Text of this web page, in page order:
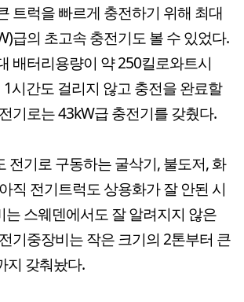
트럭을 빠르게 충전하기 위해 최대
급의 초고속 충전기도 볼 수 있었다.
배터리용량이 약 250킬로와트시
시간도 걸리지 않고 충전을 완료할
기로는 43kW급 충전기를 갖췄다.
전기로 구동하는 굴삭기, 불도저, 화
직 전기트럭도 상용화가 잘 안된 시
는 스웨덴에서도 잘 알려지지 않은
기중장비는 작은 크기의 2톤부터 큰
지 갖춰놨다.